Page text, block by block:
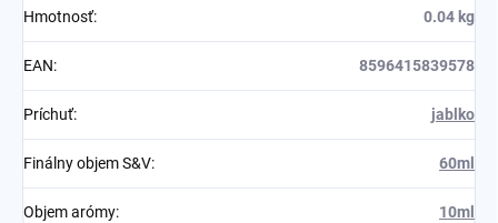
Hmotnosť: 0.04 kg
EAN: 8596415839578
Príchuť: jablko
Finálny objem S&V: 60ml
Objem arómy: 10ml